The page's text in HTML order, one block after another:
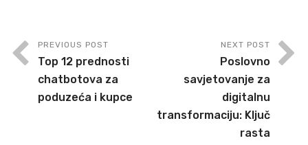
PREVIOUS POST
Top 12 prednosti
chatbotova za
poduzeća i kupce
NEXT POST
Poslovno
savjetovanje za
digitalnu
transformaciju: Ključ
rasta